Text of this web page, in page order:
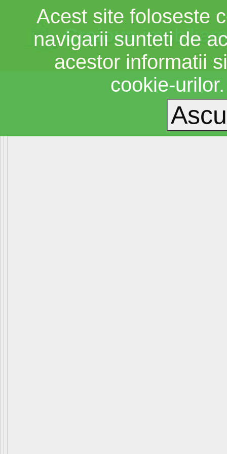
Craiova
Acest site foloseste
navigarii sunteti de
acestor informatii
cookie-